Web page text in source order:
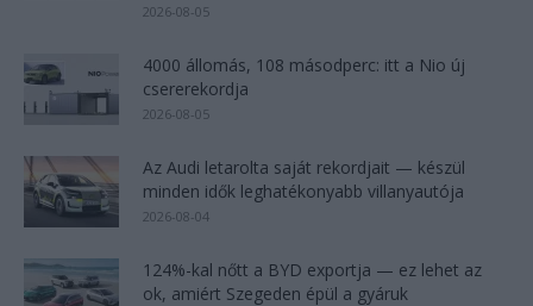
2026-08-05
4000 állomás, 108 másodperc: itt a Nio új
csererekordja
2026-08-05
Az Audi letarolta saját rekordjait — készül
minden idők leghatékonyabb villanyautója
2026-08-04
124%-kal nőtt a BYD exportja — ez lehet az
ok, amiért Szegeden épül a gyáruk